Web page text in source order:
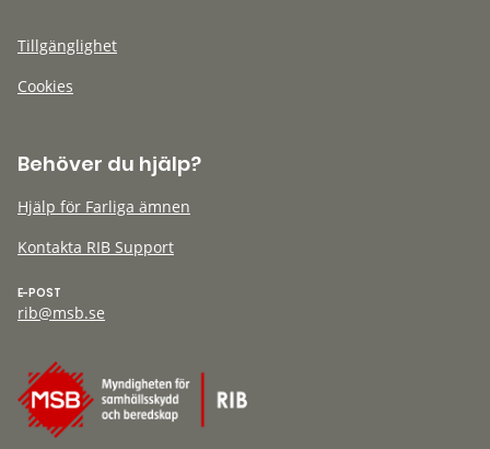
Tillgänglighet
Cookies
Behöver du hjälp?
Hjälp för Farliga ämnen
Kontakta RIB Support
E-POST
rib@msb.se